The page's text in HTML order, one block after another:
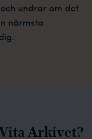
undrar om det
närmsta
Arkivet?